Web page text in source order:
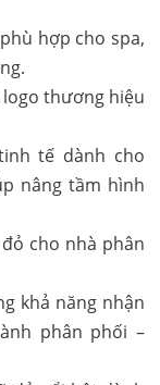
hợp cho spa,
tế dành cho
nâng tầm hình
khả năng nhận
phân phối –